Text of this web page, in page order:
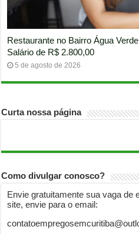
Restaurante no Bairro Água
Salário de R$ 2.800,00
5 de agosto de 2026
Curta nossa página
Como divulgar conosco?
Envie gratuitamente sua vaga de
site, envie para o email: